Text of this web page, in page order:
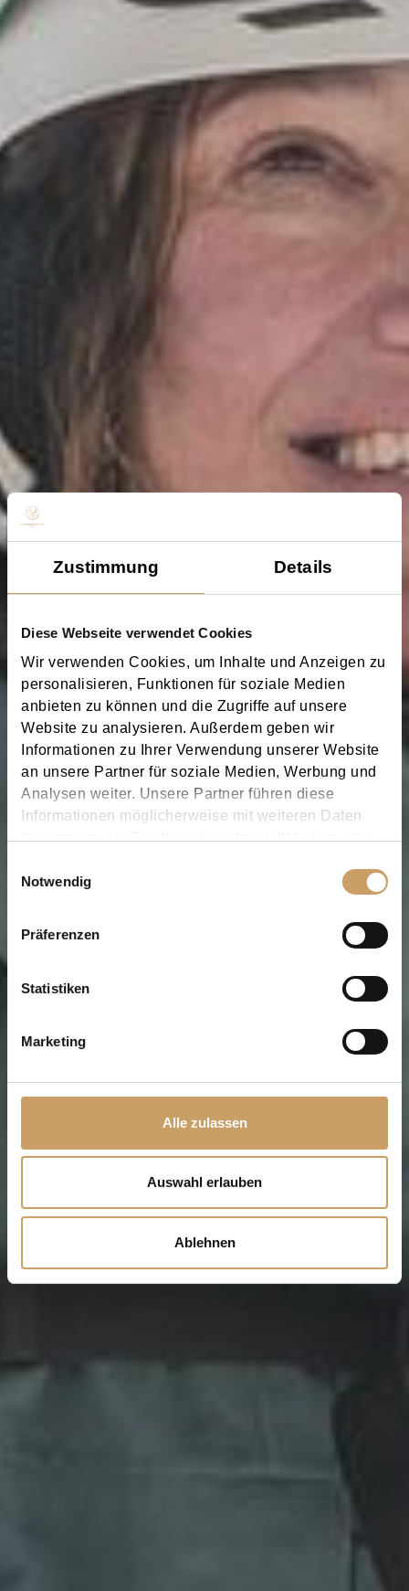
Zustimmung Details
Diese Webseite verwendet Cookies
Wir verwenden Cookies, um Inhalte und Anzeigen zu
personalisieren, Funktionen für soziale Medien
anbieten zu können und die Zugriffe auf unsere
Website zu analysieren. Außerdem geben wir
Informationen zu Ihrer Verwendung unserer Website
an unsere Partner für soziale Medien, Werbung und
Analysen weiter. Unsere Partner führen diese
Informationen möglicherweise mit weiteren Daten
zusammen, die Sie ihnen bereitgestellt haben oder
gesammelt haben.
Notwendig
Präferenzen
Statistiken
Marketing
Alle zulassen
Auswahl erlauben
Ablehnen